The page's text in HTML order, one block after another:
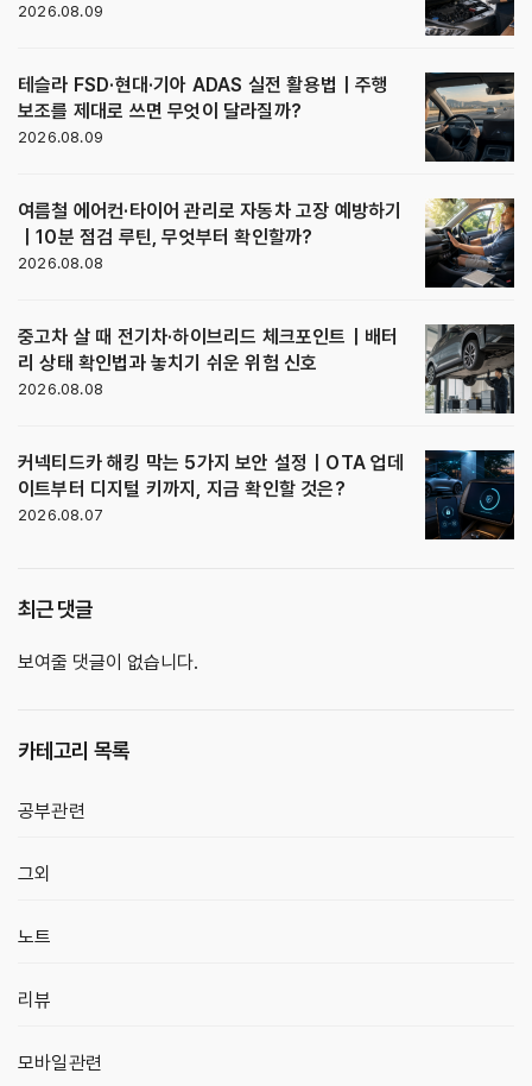
2026.08.09
테슬라 FSD·현대·기아 ADAS 실전 활용법｜주행
보조를 제대로 쓰면 무엇이 달라질까?
2026.08.09
여름철 에어컨·타이어 관리로 자동차 고장 예방하기
｜10분 점검 루틴, 무엇부터 확인할까?
2026.08.08
중고차 살 때 전기차·하이브리드 체크포인트｜배터
리 상태 확인법과 놓치기 쉬운 위험 신호
2026.08.08
커넥티드카 해킹 막는 5가지 보안 설정｜OTA 업데
이트부터 디지털 키까지, 지금 확인할 것은?
2026.08.07
최근 댓글
보여줄 댓글이 없습니다.
카테고리 목록
공부관련
그외
노트
리뷰
모바일관련